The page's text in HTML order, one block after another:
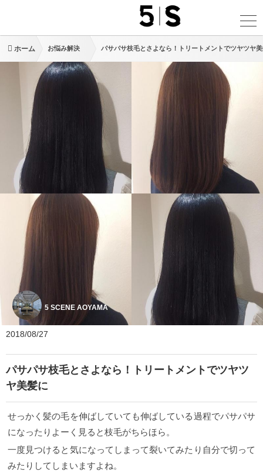
ホーム お悩み解決 パサパサ枝毛とさよなら！トリートメントでツヤツヤ
5 SCENE AOYAMA
2018/08/27
パサパサ枝毛とさよなら！トリートメントでツヤツ
ヤ美髪に
せっかく髪の毛を伸ばしていても伸ばしている過程でパサパサ
になったりよーく見ると枝毛がちらほら。
一度見つけると気になってしまって裂いてみたり自分で切って
みたりしてしまいますよね。